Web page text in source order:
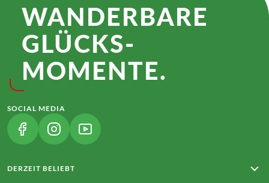
WANDER­BARE
GLÜCKS­
MOMENTE.
SOCIAL MEDIA
(LINK ÖFFNET IN NEUEM TAB)
(LINK ÖFFNET IN NEUEM TAB)
(LINK ÖFFNET IN NEUEM TAB)
DERZEIT BELIEBT